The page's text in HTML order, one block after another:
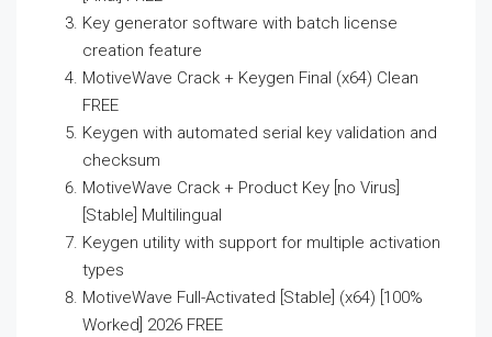
Key generator software with batch license
creation feature
MotiveWave Crack + Keygen Final (x64) Clean
FREE
Keygen with automated serial key validation and
checksum
MotiveWave Crack + Product Key [no Virus]
[Stable] Multilingual
Keygen utility with support for multiple activation
types
MotiveWave Full-Activated [Stable] (x64) [100%
Worked] 2026 FREE